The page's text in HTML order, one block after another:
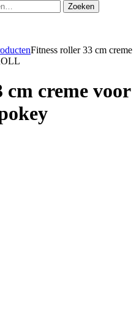
Zoeken
Fitness roller 33 cm creme
cm creme voor